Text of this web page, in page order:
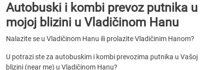
Autobuski i kombi prevoz putnika u
mojoj blizini u Vladičinom Hanu
Nalazite se u Vladičinom Hanu ili prolazite Vladičinim Hanom?
U potrazi ste za autobuskim i kombi prevozima putnika u Vašoj
blizini (near me) u Vladičinom Hanu?